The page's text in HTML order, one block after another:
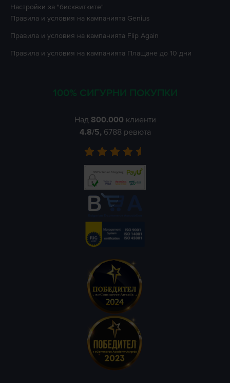
Настройки за "бисквитките"
Правила и условия на кампанията Genius
Правила и условия на кампанията Flip Again
Правила и условия на кампанията Плащане до 10 дни
100% СИГУРНИ ПОКУПКИ
Над 800.000 клиенти
4.8/5, 6788 ревюта